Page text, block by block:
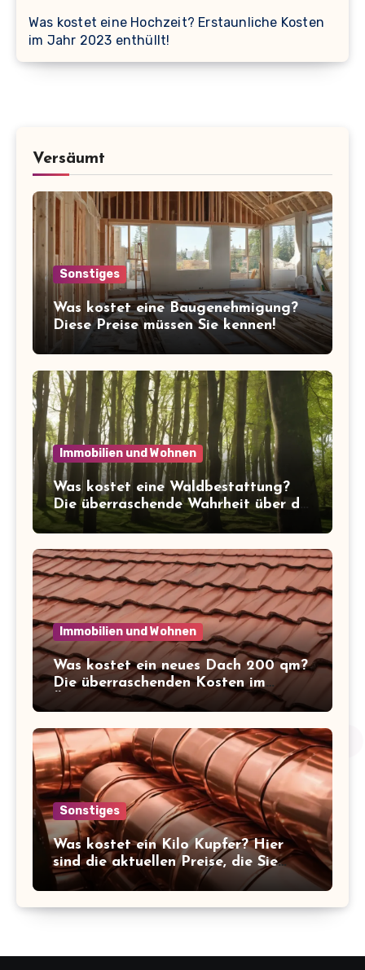
Was kostet eine Hochzeit? Erstaunliche Kosten
im Jahr 2023 enthüllt!
Versäumt
Sonstiges
Was kostet eine Baugenehmigung?
Diese Preise müssen Sie kennen!
Immobilien und Wohnen
Was kostet eine Waldbestattung?
Die überraschende Wahrheit über die
Kosten der letzten Ruhe
Immobilien und Wohnen
Was kostet ein neues Dach 200 qm?
Die überraschenden Kosten im
Überblick!
Sonstiges
Was kostet ein Kilo Kupfer? Hier
sind die aktuellen Preise, die Sie
kennen sollten!